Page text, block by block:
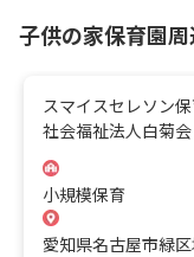
子供の家保育園
スマイスセレソン
社会福祉法人白菊会
小規模保育
愛知県名古屋市緑